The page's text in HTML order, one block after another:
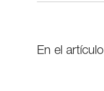
En el artículo